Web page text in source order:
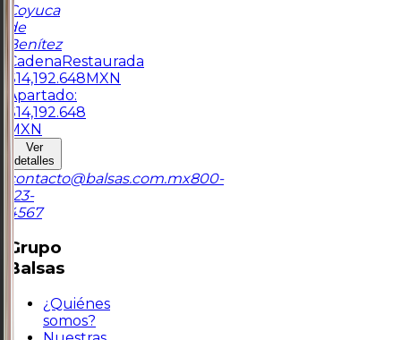
Coyuca
de
Benítez
CadenaRestaurada
$14,192.648MXN
Apartado:
$14,192.648
MXN
Ver
detalles
contacto@balsas.com.mx800-
123-
4567
Grupo
Balsas
¿Quiénes
somos?